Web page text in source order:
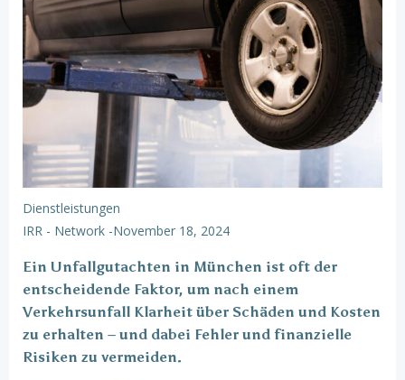
Dienstleistungen
IRR - Network -November 18, 2024
Ein Unfallgutachten in München ist oft der
entscheidende Faktor, um nach einem
Verkehrsunfall Klarheit über Schäden und Kosten
zu erhalten – und dabei Fehler und finanzielle
Risiken zu vermeiden.